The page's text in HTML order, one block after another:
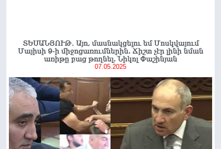
ՏԵՍԱՆՅՈՒԹ․ Այո, մասնակցելու եմ Մոսկվայում
Մայիսի 9-ի միջոցառումներին. Ճիշտ չէր լինի նման
առիթը բաց թողնել. Նիկոլ Փաշինյան
07.05.2025